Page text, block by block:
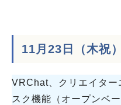
11月23日（木祝）
VRChat、クリエイター
スク機能（オープンベ